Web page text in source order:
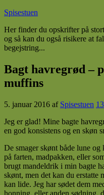
Spisestuen
Her finder du opskrifter på
og så kan du også risikere at
begejstring...
Bagt havregrød –
muffins
5. januar 2016 af Spisestuen
Jeg er glad! Mine bagte
en god konsistens og en skøn
De smager skønt både lune
på farten, madpakken, eller
brugt mandeldrik i min bagte
skønt, men det kan du erstatte
kan lide. Jeg har sødet dem
honning, eller anden sødning,